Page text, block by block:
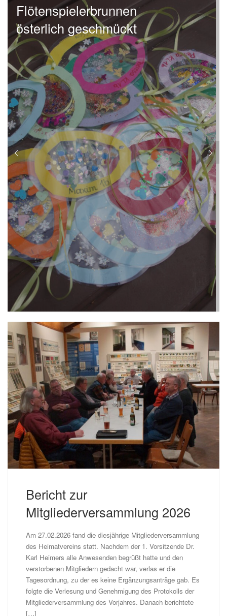
Flötenspielerbrunnen
österlich geschmückt
Bericht zur
Mitgliederversammlung 2026
Am 27.02.2026 fand die diesjährige Mitgliederversammlung
des Heimatvereins statt. Nachdem der 1. Vorsitzende Dr.
Karl Heimers alle Anwesenden begrüßt hatte und den
verstorbenen Mitgliedern gedacht war, verlas er die
Tagesordnung, zu der es keine Ergänzungsanträge gab. Es
folgte die Verlesung und Genehmigung des Protokolls der
Mitgliederversammlung des Vorjahres. Danach berichtete
[…]